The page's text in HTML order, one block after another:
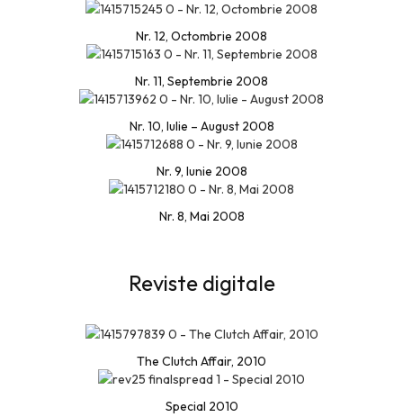
Nr. 12, Octombrie 2008
Nr. 11, Septembrie 2008
Nr. 10, Iulie – August 2008
Nr. 9, Iunie 2008
Nr. 8, Mai 2008
Reviste digitale
The Clutch Affair, 2010
Special 2010